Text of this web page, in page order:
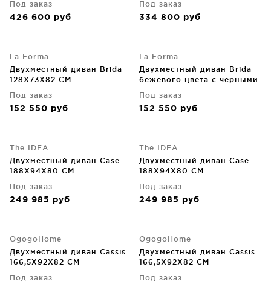
Под заказ
426 600 руб
Под заказ
334 800 руб
La Forma
Двухместный диван Brida
128X73X82 CM
Под заказ
152 550 руб
La Forma
Двухместный диван Brida
бежевого цвета с черными
Под заказ
152 550 руб
The IDEA
Двухместный диван Case
188X94X80 CM
Под заказ
249 985 руб
The IDEA
Двухместный диван Case
188X94X80 CM
Под заказ
249 985 руб
OgogoHome
Двухместный диван Cassis
166,5X92X82 CM
Под заказ
OgogoHome
Двухместный диван Cassis
166,5X92X82 CM
Под заказ